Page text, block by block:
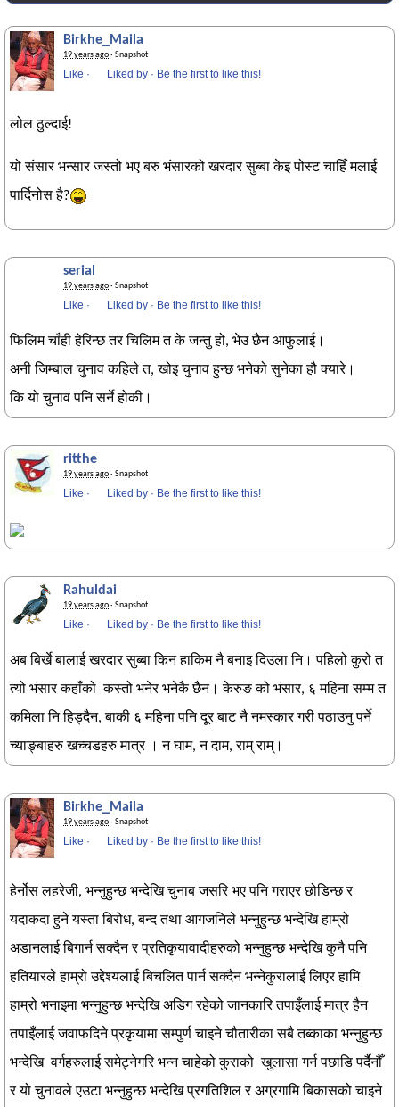
Birkhe_Maila
19 years ago· Snapshot
Like · Liked by · Be the first to like this!
लोल ठुल्दाई!
यो संसार भन्सार जस्तो भए बरु भंसारको खरदार सुब्बा केइ पोस्ट चाहिँ मलाई
पार्दिनोस है?
serial
19 years ago· Snapshot
Like · Liked by · Be the first to like this!
फिलिम चाँही हेरिन्छ तर चिलिम त के जन्तु हो, भेउ छैन आफुलाई।
अनी जिम्बाल चुनाव कहिले त, खोइ चुनाव हुन्छ भनेको सुनेका हौ क्यारे।
कि यो चुनाव पनि सर्ने होकी।
ritthe
19 years ago· Snapshot
Like · Liked by · Be the first to like this!
Rahuldai
19 years ago· Snapshot
Like · Liked by · Be the first to like this!
अब बिर्खे बालाई खरदार सुब्बा किन हाकिम नै बनाइ दिउला नि। पहिलो कुरो त
त्यो भंसार कहाँको कस्तो भनेर भनेकै छैन। केरुङ को भंसार, ६ महिना सम्म त
कमिला नि हिड्दैन, बाकी ६ महिना पनि दूर बाट नै नमस्कार गरी पठाउनु पर्ने
च्याङ्बाहरु खच्चडहरु मात्र । न घाम, न दाम, राम् राम्।
Birkhe_Maila
19 years ago· Snapshot
Like · Liked by · Be the first to like this!
हेर्नोस लहरेजी, भन्नुहुन्छ भन्देखि चुनाब जसरि भए पनि गराएर छोडिन्छ र
यदाकदा हुने यस्ता बिरोध, बन्द तथा आगजनिले भन्नुहुन्छ भन्देखि हाम्रो
अडानलाई बिगार्न सक्दैन र प्रतिकृयावादीहरुको भन्नुहुन्छ भन्देखि कुनै पनि
हतियारले हाम्रो उद्देश्यलाई बिचलित पार्न सक्दैन भन्नेकुरालाई लिएर हामि
हाम्रो भनाइमा भन्नुहुन्छ भन्देखि अडिग रहेको जानकारि तपाइँलाई मात्र हैन
तपाइँलाई जवाफदिने प्रकृयामा सम्पुर्ण चाइने चौतारीका सबै तब्काका भन्नुहुन्छ
भन्देखि वर्गहरुलाई समेट्नेगरि भन्न चाहेको कुराको खुलासा गर्न पछाडि पर्दैनौँ
र यो चुनावले एउटा भन्नुहुन्छ भन्देखि प्रगतिशिल र अग्रगामि बिकासको चाइने